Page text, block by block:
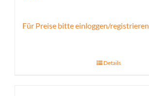
Für Preise bitte einloggen/registrieren
Details